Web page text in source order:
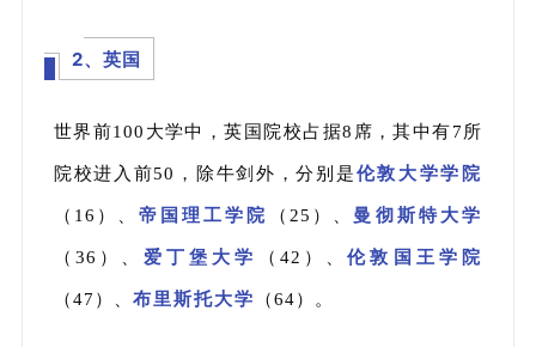
2、英国
世界前100大学中，英国院校占据8席，其中有7所
院校进入前50，除牛剑外，分别是伦敦大学学院
（16）、 帝国理工学院 （25）、 曼彻斯特大学
（36）、 爱丁堡大学 （42）、伦敦国王学院
（47）、 布里斯托大学 （64）。